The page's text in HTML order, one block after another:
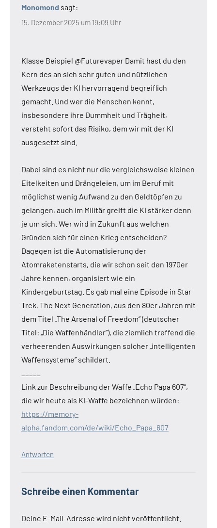
Monomond sagt:
15. Dezember 2025 um 19:09 Uhr
Klasse Beispiel @Futurevaper Damit hast du den
Kern des an sich sehr guten und nützlichen
Werkzeugs der KI hervorragend begreiflich
gemacht. Und wer die Menschen kennt,
insbesondere ihre Dummheit und Trägheit,
versteht sofort das Risiko, dem wir mit der KI
ausgesetzt sind.
Dabei sind es nicht nur die vergleichsweise kleinen
Eitelkeiten und Drängeleien, um im Beruf mit
möglichst wenig Aufwand zu den Geldtöpfen zu
gelangen, auch im Militär greift die KI stärker denn
je um sich. Wer wird in Zukunft aus welchen
Gründen sich für einen Krieg entscheiden?
Dagegen ist die Automatisierung der
Atomraketenstarts, die wir schon seit den 1970er
Jahre kennen, organisiert wie ein
Kindergeburtstag. Es gab mal eine Episode in Star
Trek, The Next Generation, aus den 80er Jahren mit
dem Titel „The Arsenal of Freedom” (deutscher
Titel: „Die Waffenhändler”), die ziemlich treffend die
verheerenden Auswirkungen solcher „intelligenten
Waffensysteme” schildert.
Link zur Beschreibung der Waffe „Echo Papa 607”,
die wir heute als KI-Waffe bezeichnen würden:
https://memory-
alpha.fandom.com/de/wiki/Echo_Papa_607
Antworten
Schreibe einen Kommentar
Deine E-Mail-Adresse wird nicht veröffentlicht.